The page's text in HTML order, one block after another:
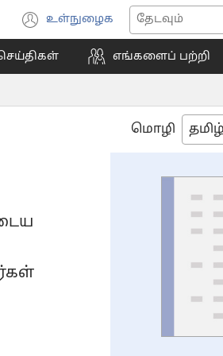
உள்நுழைக
(opens
window)
எங்களைப் பற்றி
மொழி